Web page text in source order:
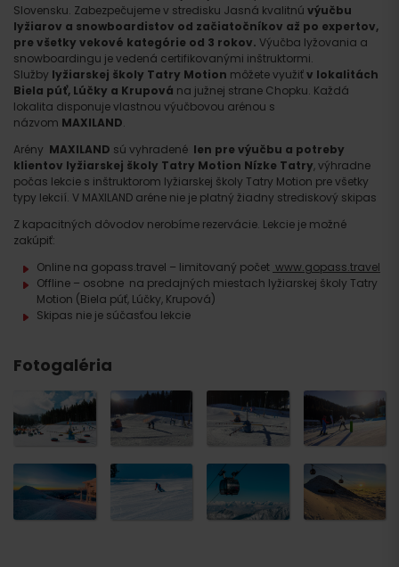
Slovensku. Zabezpečujeme v stredisku Jasná kvalitnú výučbu
lyžiarov a snowboardistov od začiatočníkov až po expertov,
pre všetky vekové kategórie od 3 rokov. Výučba lyžovania a
snowboardingu je vedená certifikovanými inštruktormi.
Služby lyžiarskej školy Tatry Motion môžete využiťv lokalitách
Biela púť, Lúčky a Krupová na južnej strane Chopku. Každá
lokalita disponuje vlastnou výučbovou arénou s
názvom MAXILAND.
Arény MAXILAND sú vyhradené len pre výučbu a potreby
klientov lyžiarskej školy Tatry Motion Nízke Tatry, výhradne
počas lekcie s inštruktorom lyžiarskej školy Tatry Motion pre všetky
typy lekcií. V MAXILAND aréne nie je platný žiadny strediskový skipas
Z kapacitných dôvodov nerobíme rezervácie. Lekcie je možné
zakúpiť:
Online na gopass.travel – limitovaný počet www.gopass.travel
Offline – osobne na predajných miestach lyžiarskej školy Tatry
Motion (Biela púť, Lúčky, Krupová)
Skipas nie je súčasťou lekcie
Fotogaléria